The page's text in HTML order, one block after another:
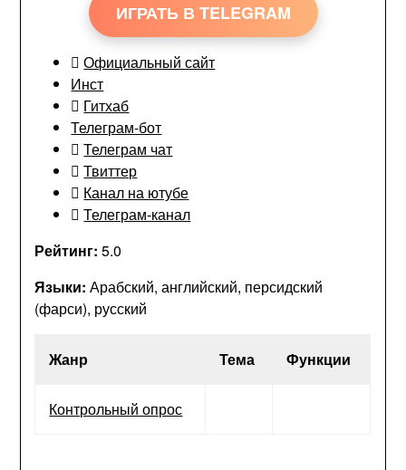
ИГРАТЬ В TELEGRAM
Официальный сайт
Инст
Гитхаб
Телеграм-бот
Телеграм чат
Твиттер
Канал на ютубе
Телеграм-канал
Рейтинг: 5.0
Языки: Арабский, английский, персидский
(фарси), русский
Жанр Тема Функции
Контрольный опрос